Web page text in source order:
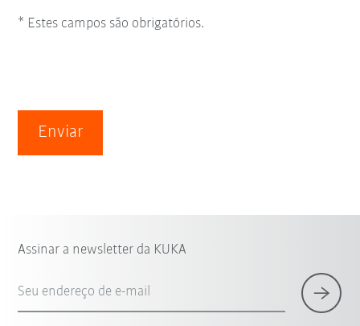
* Estes campos são obrigatórios.
Enviar
Assinar a newsletter da KUKA
Seu endereço de e-mail